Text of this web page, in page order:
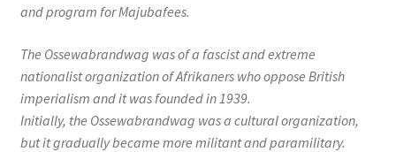
and program for Majubafees.
The Ossewabrandwag was of a fascist and extreme
nationalist organization of Afrikaners who oppose British
imperialism and it was founded in 1939.
Initially, the Ossewabrandwag was a cultural organization,
but it gradually became more militant and paramilitary.